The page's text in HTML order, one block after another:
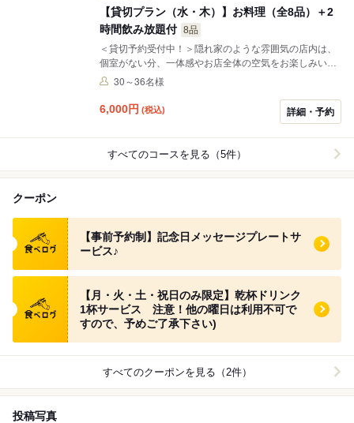
【貸切プラン（水・木）】お料理（全8品）＋2
時間飲み放題付 8品
＜貸切予約受付中！＞隠れ家のような雰囲気の店内は、
個室がない分、一体感やお店全体の空気をお楽しみいた
だけます。また、どの角度からも見えるモニターを4台
の空間です◎
30～36名様
6,000円 (税込) 詳細・予約
すべてのコースを見る（5件）
クーポン
食べログ クーポン
【事前予約制】記念日メッセージプレートサ
ービス♪
食べログ クーポン
【月・火・土・祝日のみ限定】乾杯ドリンク
1杯サービス 注意！他の曜日は利用不可で
すので、予めご了承下さい)
すべてのクーポンを見る（2件）
投稿写真